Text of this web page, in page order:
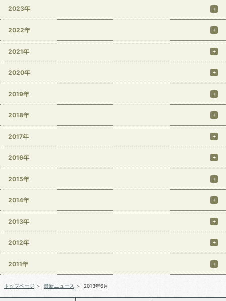
2023年
2022年
2021年
2020年
2019年
2018年
2017年
2016年
2015年
2014年
2013年
2012年
2011年
トップページ ＞ 最新ニュース ＞ 2013年6月